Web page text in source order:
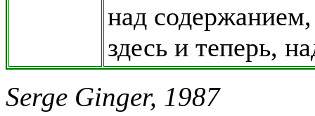
над
здесь и теперь,
Serge Ginger, 1987